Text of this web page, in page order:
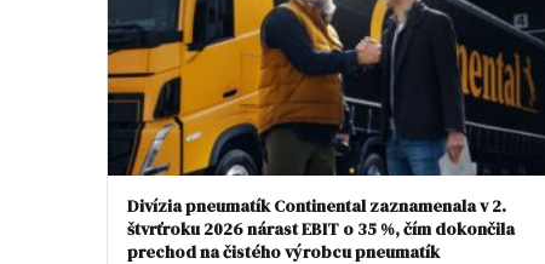
Divízia pneumatík Continental zaznamenala v 2.
štvrťroku 2026 nárast EBIT o 35 %, čím dokončila
prechod na čistého výrobcu pneumatík